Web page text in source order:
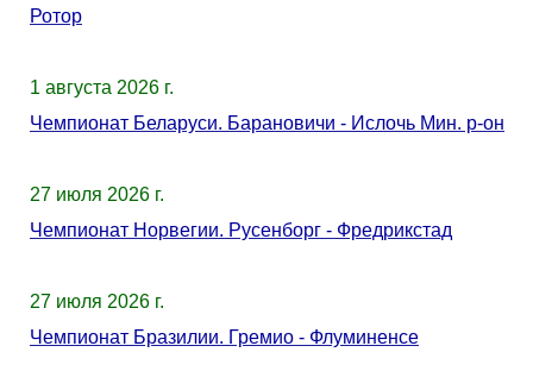
Ротор
1 августа 2026 г.
Чемпионат Беларуси. Барановичи - Ислочь Мин. р-он
27 июля 2026 г.
Чемпионат Норвегии. Русенборг - Фредрикстад
27 июля 2026 г.
Чемпионат Бразилии. Гремио - Флуминенсе